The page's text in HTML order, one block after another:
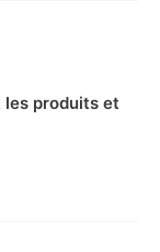
les produits et